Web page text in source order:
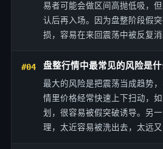
易者可能会做区间高抛低吸，
认后再入场。因为盘整阶段假
损，容易在来回震荡中被反复消
#04 盘整行情中最常见的风险是什
最大的风险是把震荡当成趋势
情里价格经常快速上下扫动，
划，很容易被假突破诱导。另
理，太近容易被洗出去，太远又